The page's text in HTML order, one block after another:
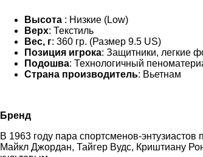
Высота : Низкие (Low)
Верх: Текстиль
Вес, г: 360 гр. (Размер 9.5 US)
Позиция игрока: Защитники, легкие
Подошва: Технологичный
Страна производитель: Вьетнам
Бренд
В 1963 году пара спортсменов-
Майкл Джордан, Тайгер Вудс, Криштиану